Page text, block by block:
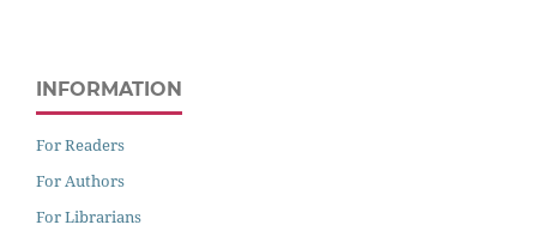
INFORMATION
For Readers
For Authors
For Librarians